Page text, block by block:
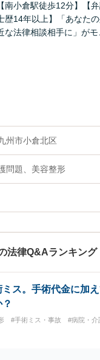
【南小倉駅徒歩12分】【
歴14年以上】「あなた
な法律相談相手に」がモ
州市小倉北区
問題、美容整形
法律Q&Aランキング
ス。手術代金に加
#手術ミス・事故
#病院・介